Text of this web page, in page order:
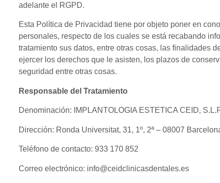
adelante el RGPD.
Esta Política de Privacidad tiene por objeto poner en
personales, respecto de los cuales se está recabando
tratamiento sus datos, entre otras cosas, las finalidades
ejercer los derechos que le asisten, los plazos de
seguridad entre otras cosas.
Responsable del Tratamiento
Denominación: IMPLANTOLOGIA ESTETICA CEID,
Dirección: Ronda Universitat, 31, 1º, 2ª – 08007
Teléfono de contacto: 933 170 852
Correo electrónico: info@ceidclinicasdentales.es